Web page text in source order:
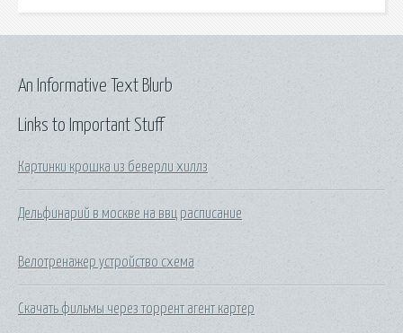
Links to Important Stuff
Картинки крошка из беверли хиллз
Дельфинарий в москве на ввц расписание
Велотренажер устройство схема
Скачать фильмы через торрент агент картер
An Informative Text Blurb